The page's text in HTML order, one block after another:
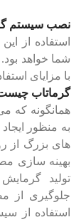
نصب سیستم
استفاده از
شما خواهد
با مزایای
گرماتاب
همانگونه که
به منظور
های بزرگ از
بهینه سازی
تولید
جلوگیری
استفاده از